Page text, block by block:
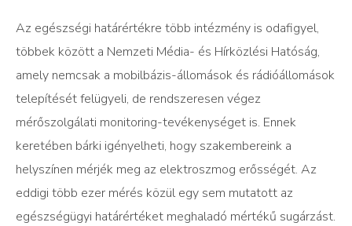
Az egészségi határértékre több intézmény is odafigyel,
többek között a Nemzeti Média- és Hírközlési Hatóság,
amely nemcsak a mobilbázis-állomások és rádióállomások
telepítését felügyeli, de rendszeresen végez
mérőszolgálati monitoring-tevékenységet is. Ennek
keretében bárki igényelheti, hogy szakembereink a
helyszínen mérjék meg az elektroszmog erősségét. Az
eddigi több ezer mérés közül egy sem mutatott az
egészségügyi határértéket meghaladó mértékű sugárzást.